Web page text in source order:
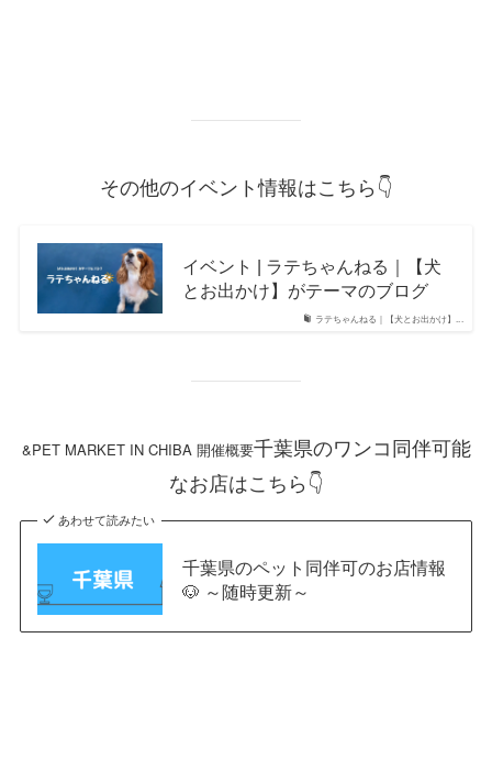
その他のイベント情報はこちら👇
ラテちゃんねる｜【犬とお出かけ】...
イベント | ラテちゃんねる｜【犬
とお出かけ】がテーマのブログ
&PET MARKET IN CHIBA 開催概要千葉県のワンコ同伴可能
なお店はこちら👇
あわせて読みたい
千葉県のペット同伴可のお店情報
🐶 ～随時更新～